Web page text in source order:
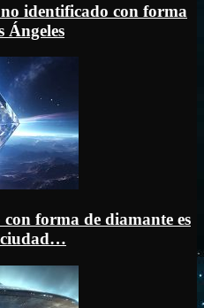
identificado con forma
Ángeles
forma de diamante es
ciudad…